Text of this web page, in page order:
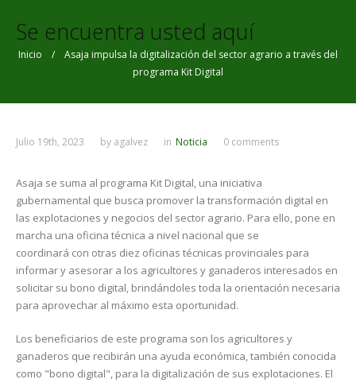
Se encuentra usted aquí
Inicio / Asaja impulsa la digitalización del sector agrario a través del
programa Kit Digital
Julio 19th, 2023 by agalvez in Noticia 0 comments
Asaja se suma al programa Kit Digital, una iniciativa
gubernamental que busca promover la transformación digital en
las explotaciones y negocios del sector agrario. Para ello, pone en
marcha una oficina técnica a nivel nacional que se
coordinará con otras diez oficinas técnicas provinciales para
informar y asesorar a los agricultores y ganaderos interesados en
solicitar su bono digital, brindándoles toda la orientación necesaria
para aprovechar al máximo esta oportunidad.
Los beneficiarios de este programa son los agricultores y
ganaderos que recibirán una ayuda económica, también conocida
como "bono digital", para la digitalización de sus explotaciones. El